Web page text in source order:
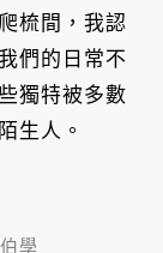
梳間，我認
們的日常不
獨特被多數
生人。
學